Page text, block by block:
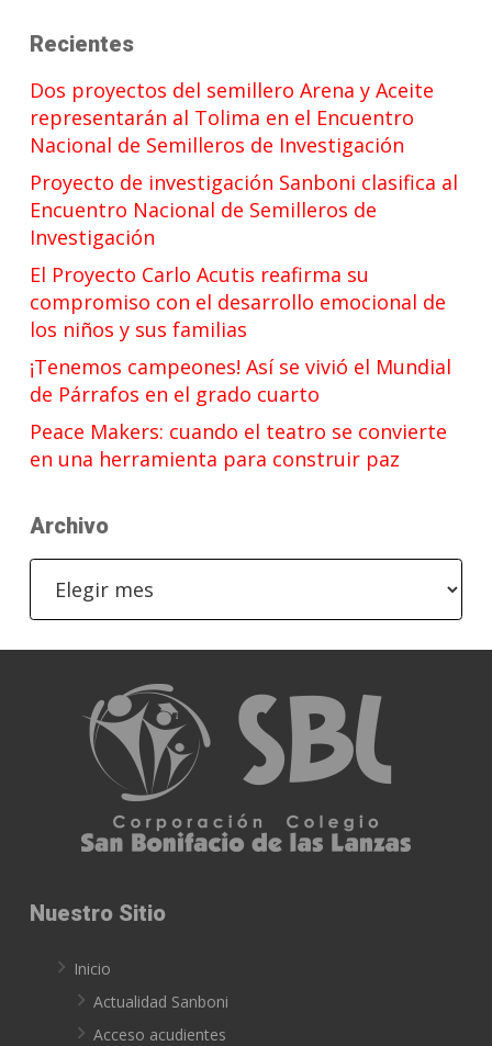
Recientes
Dos proyectos del semillero Arena y Aceite
representarán al Tolima en el Encuentro
Nacional de Semilleros de Investigación
Proyecto de investigación Sanboni clasifica al
Encuentro Nacional de Semilleros de
Investigación
El Proyecto Carlo Acutis reafirma su
compromiso con el desarrollo emocional de
los niños y sus familias
¡Tenemos campeones! Así se vivió el Mundial
de Párrafos en el grado cuarto
Peace Makers: cuando el teatro se convierte
en una herramienta para construir paz
Archivo
Nuestro Sitio
Inicio
Actualidad Sanboni
Acceso acudientes